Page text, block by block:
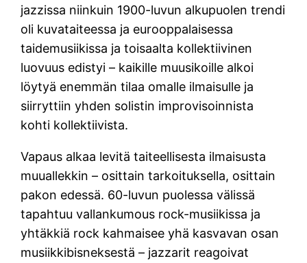
jazzissa niinkuin 1900-luvun alkupuolen trendi
oli kuvataiteessa ja eurooppalaisessa
taidemusiikissa ja toisaalta kollektiivinen
luovuus edistyi – kaikille muusikoille alkoi
löytyä enemmän tilaa omalle ilmaisulle ja
siirryttiin yhden solistin improvisoinnista
kohti kollektiivista.
Vapaus alkaa levitä taiteellisesta ilmaisusta
muuallekkin – osittain tarkoituksella, osittain
pakon edessä. 60-luvun puolessa välissä
tapahtuu vallankumous rock-musiikissa ja
yhtäkkiä rock kahmaisee yhä kasvavan osan
musiikkibisneksestä – jazzarit reagoivat